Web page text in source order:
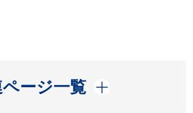
ページ一覧
開く